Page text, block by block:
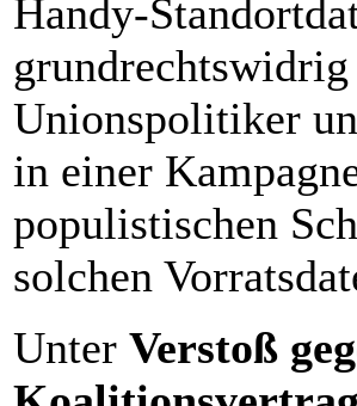
Handy-
Unionspolitiker
in einer
populistischen
solchen
Unter Verstoß